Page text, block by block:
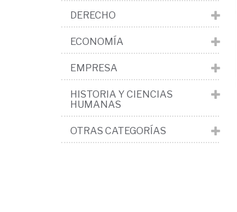
DERECHO
ECONOMÍA
EMPRESA
HISTORIA Y CIENCIAS
HUMANAS
OTRAS CATEGORÍAS